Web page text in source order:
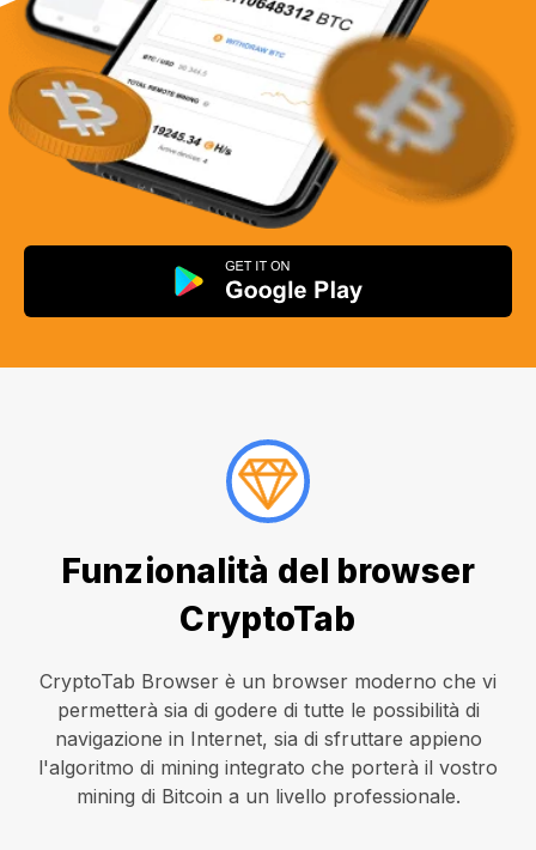
Funzionalità del browser
CryptoTab
CryptoTab Browser è un browser moderno che vi
permetterà sia di godere di tutte le possibilità di
navigazione in Internet, sia di sfruttare appieno
l'algoritmo di mining integrato che porterà il vostro
mining di Bitcoin a un livello professionale.